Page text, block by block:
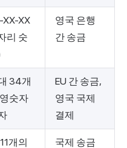
XX-XX
리 숫
영국 은행
간 송금
34개
숫자
EU 간 송금,
영국 국제
결제
개의
국제 송금